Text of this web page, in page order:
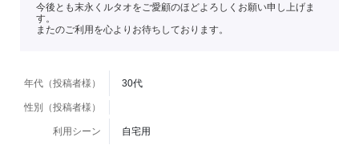
今後とも末永くルタオをご愛顧のほどよろしくお願い申し上げま
す。
またのご利用を心よりお待ちしております。
年代（投稿者様） 30代
性別（投稿者様）
利用シーン 自宅用